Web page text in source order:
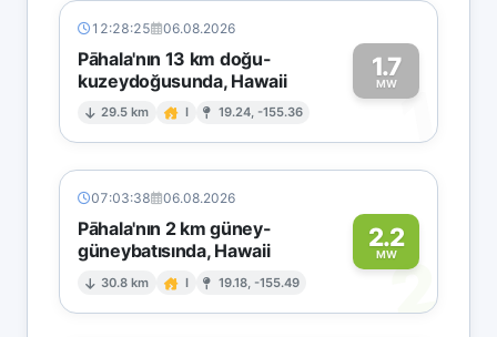
12:28:25 06.08.2026
Pāhala'nın 13 km doğu-
kuzeydoğusunda, Hawaii
29.5 km I 19.24, -155.36
1.7
MW1
07:03:38 06.08.2026
Pāhala'nın 2 km güney-
güneybatısında, Hawaii
30.8 km I 19.18, -155.49
2.2
MW2